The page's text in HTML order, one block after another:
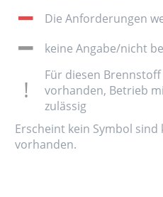
Die Anforderungen
keine Angabe/nicht
Für diesen
vorhanden, Betrieb
zulässig
Erscheint kein Symbol
vorhanden.